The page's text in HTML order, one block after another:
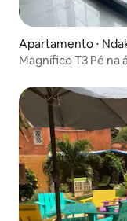
Apartamento ⋅
Magnífico T3 Pé na